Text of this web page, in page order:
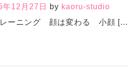
年12月27日 by kaoru-studio
レーニング 顔は変わる 小顔